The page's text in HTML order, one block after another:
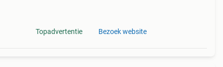
Topadvertentie Bezoek website